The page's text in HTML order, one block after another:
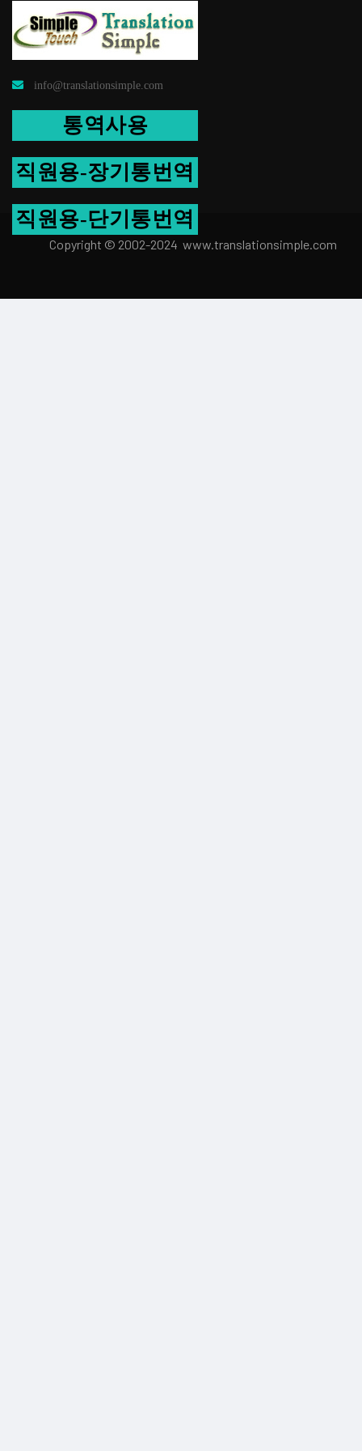
info@translationsimple.com
통역사용
직원용-장기통번역
직원용-단기통번역
Copyright © 2002-2024